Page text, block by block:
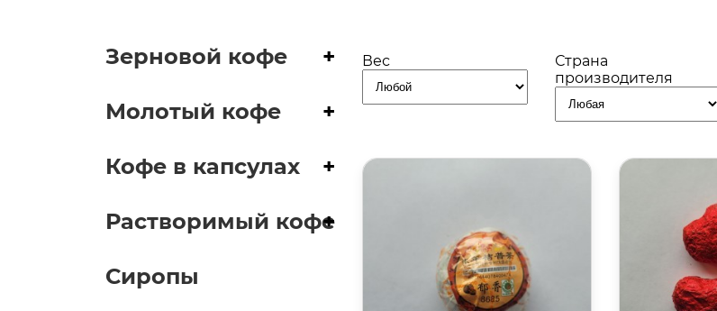
Зерновой кофе +
Молотый кофе +
Кофе в капсулах +
Растворимый кофе
+
Сиропы
Вес
Страна
производителя